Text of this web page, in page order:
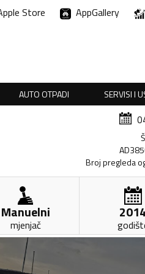
Store AppGallery
AUTO OTPADI SERVISI I
Broj pregleda
Manuelni
mjenjač